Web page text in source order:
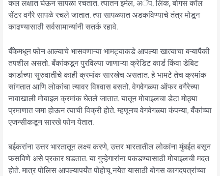
कल लक्षात घेऊन सापळा रचतात. त्यातन इमेल, अॅप, लिंक, बोगस कॉल
सेंटर वगैरे सापळे रचले जातात. त्या सापळ्यात अडकविण्याचे तंत्र मोडून
काढण्यासाठी सर्वसामान्यांनी सतर्क रहावे.
बँकेमधून फोन आल्याचे भासवणाऱ्या भामट्याकडे आपल्या खात्याचा बऱ्यापैकी
तपशील असतो. बँकांकडून पुरविल्या जाणाऱ्या क्रेडिट कार्ड किंवा डेबिट
कार्डाच्या सुरुवातीचे काही क्रमांक सारखेच असतात. हे भामटे तेच क्रमांक
सांगतात आणि लोकांचा त्यावर विश्वास बसतो. वेगवेगळ्या ऑफर वगैरेच्या
नावाखाली मोबाइल क्रमांक घेतले जातात. यातून मोबाइलचा डेटा मोठ्या
प्रमाणात जमा होऊन त्याची विक्री होते. म्हणूनच वेगवेगळ्या कंपन्या, बँकांच्या
एजन्सीकडून सारखे फोन येतात.
बईकरांना उत्तर भारतातून लक्ष्य करणे, उत्तर भारतातील लोकांना मुंबईत बसून
फसविणे असे प्रकार घडतात. या गुन्हेगारांना पकडण्यासाठी मोबाइलची मदत
होते. मात्र पोलिस आपल्यापर्यंत पोहोचू नयेत यासाठी बोगस कागदपत्रांच्या